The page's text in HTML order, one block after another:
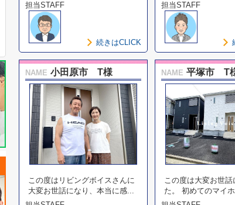
担当STAFF
続きはCLICK
担当STAFF
NAME 小田原市 T様
この度はリビングボイスさんに
大変お世話になり、本当に感...
NAME 平塚市 T
この度は大変お世話
た。 初めてのマイ